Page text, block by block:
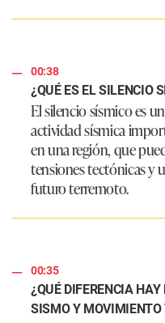
00:38
¿QUÉ ES EL SILENCIO
El silencio sísmico es
actividad sísmica
en una región, que
tensiones tectónicas y
futuro terremoto.
00:35
¿QUÉ DIFERENCIA
SISMO Y MOVIMIENTO